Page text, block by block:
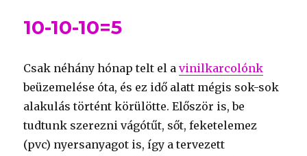
10-10-10=5
Csak néhány hónap telt el avinilkarcolónk
beüzemelése óta, és ez idő alatt mégis sok-sok
alakulás történt körülötte. Először is, be
tudtunk szerezni vágótűt, sőt, feketelemez
(pvc) nyersanyagot is, így a tervezett